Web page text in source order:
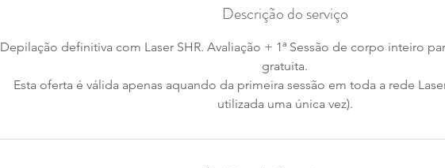
Descrição do serviço
Depilação definitiva com Laser SHR. Avaliação + 1ª Sessão de corpo inteiro
gratuita.
Esta oferta é válida apenas aquando da primeira sessão em toda a rede
utilizada uma única vez).